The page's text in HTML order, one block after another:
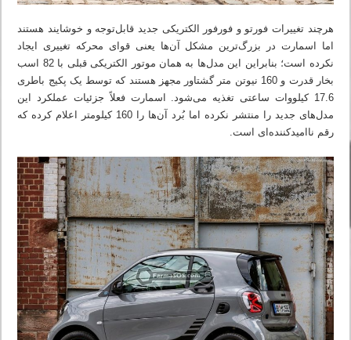
هرچند تغییرات فورتو و فورفور الکتریکی جدید قابل‌توجه و خوشایند هستند
اما اسمارت در بزرگ‌ترین مشکل آن‌ها یعنی قوای محرکه تغییری ایجاد
نکرده است؛ بنابراین این مدل‌ها به همان موتور الکتریکی قبلی با 82 اسب
بخار قدرت و 160 نیوتن متر گشتاور مجهز هستند که توسط یک پکیج باطری
17.6 کیلووات ساعتی تغذیه می‌شود. اسمارت فعلاً جزئیات عملکرد این
مدل‌های جدید را منتشر نکرده اما بُرد آن‌ها را 160 کیلومتر اعلام کرده که
رقم ناامیدکننده‌ای است.